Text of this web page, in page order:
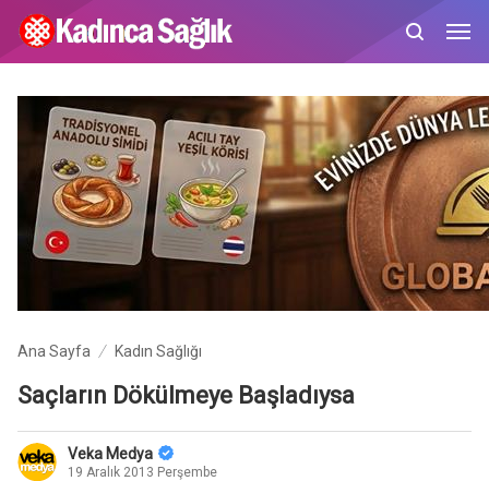
Ana Sayfa Kadın Sağlığı
Saçların Dökülmeye Başladıysa
Veka Medya
19 Aralık 2013 Perşembe